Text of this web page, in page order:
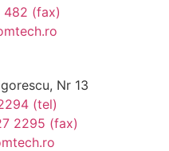
(fax)
Nr 13
(tel)
2295 (fax)